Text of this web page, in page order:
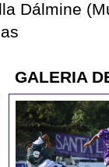
Dálmine
GALERIA